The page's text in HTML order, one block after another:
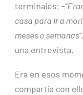
terminales; –
casa para ir a
meses o semanas”,
una entrevista.
Era en esos
compartía con